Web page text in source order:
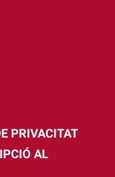
PRIVACITAT
AL